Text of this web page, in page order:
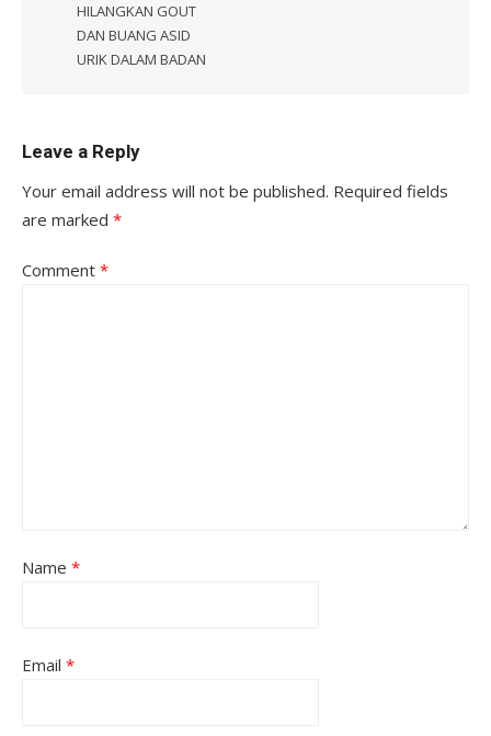
HILANGKAN GOUT
DAN BUANG ASID
URIK DALAM BADAN
Leave a Reply
Your email address will not be published. Required fields
are marked *
Comment *
Name *
Email *